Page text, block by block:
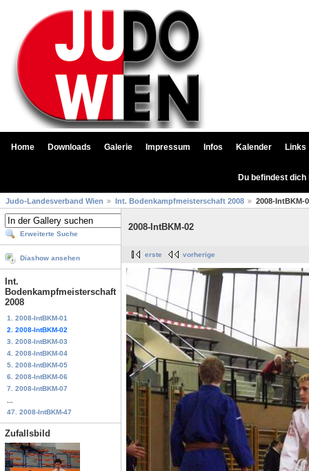
Home Downloads Galerie Impressum Infos Kalender Links
Du befindest
Judo-Landesverband Wien Int. Bodenkampfmeisterschaft 2008 2008-IntBKM-
Erweiterte Suche
Diashow ansehen
Int.
Bodenkampfmeisterschaft
2008
1. 2008-IntBKM-01
2. 2008-IntBKM-02
3. 2008-IntBKM-03
4. 2008-IntBKM-04
5. 2008-IntBKM-05
6. 2008-IntBKM-06
7. 2008-IntBKM-07
47. 2008-IntBKM-47
Zufallsbild
2008-IntBKM-02
erste vorherige